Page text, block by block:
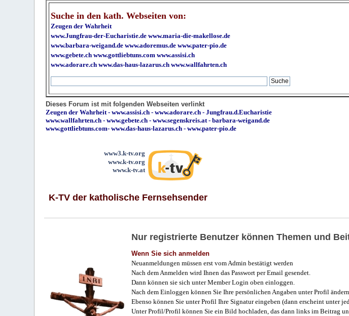
Suche in den kath. Webseiten von:
Zeugen der Wahrheit
www.Jungfrau-der-Eucharistie.de www.maria-die-makellose.de
www.barbara-weigand.de www.adoremus.de www.pater-pio.de
www.gebete.ch www.gottliebtuns.com www.assisi.ch
www.adorare.ch www.das-haus-lazarus.ch www.wallfahrten.ch
Dieses Forum ist mit folgenden Webseiten verlinkt
Zeugen der Wahrheit-www.assisi.ch -www.adorare.ch -Jungfrau.d.Eucharistie
www.wallfahrten.ch -www.gebete.ch -www.segenskreis.at-barbara-weigand.de
www.gottliebtuns.com-www.das-haus-lazarus.ch - www.pater-pio.de
www3.k-tv.org
www.k-tv.org
www.k-tv.at
K-TV der katholische Fernsehsender
Nur registrierte Benutzer können Themen und
Wenn Sie sich anmelden
Neuanmeldungen müssen erst vom Admin bestätigt werden
Nach dem Anmelden wird Ihnen das Passwort per Email gesendet.
Dann können sie sich unter Member Login oben einloggen.
Nach dem Einloggen können Sie Ihre persönlichen Angaben unter Profil
Ebenso können Sie unter Profil Ihre Signatur eingeben (dann erscheint unter
Unter Profil/Profil können Sie ein Bild hochladen, das dann links im Beitrag